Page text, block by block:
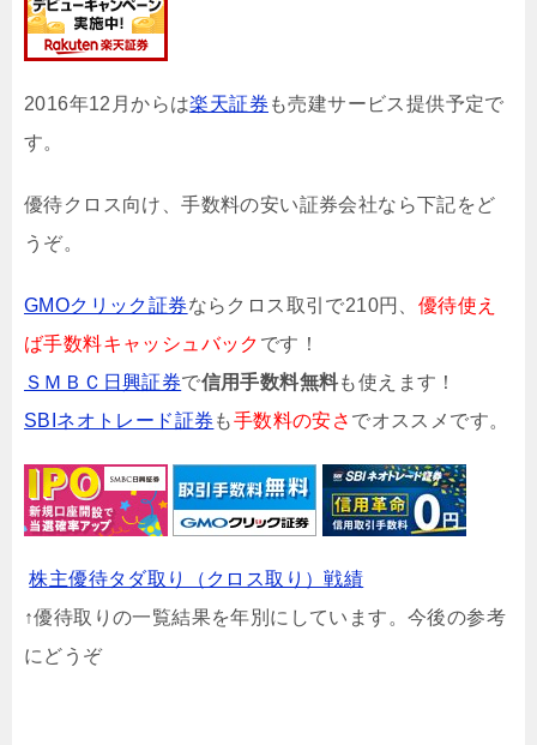
2016年12月からは楽天証券 も売建サービス提供予定で
す。
優待クロス向け、手数料の安い証券会社なら下記をど
うぞ。
GMOクリック証券ならクロス取引で210円、 優待使え
ば手数料キャッシュバック です！
ＳＭＢＣ日興証券で信用手数料無料も使えます！
SBIネオトレード証券 も手数料の安さ でオススメです。
株主優待タダ取り（クロス取り）戦績
↑優待取りの一覧結果を年別にしています。今後の参考
にどうぞ